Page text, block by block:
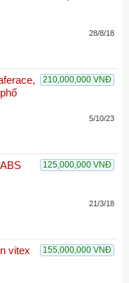
28/8/18
210,000,000 VNĐ
5/10/23
125,000,000 VNĐ
21/3/18
155,000,000 VNĐ
vitex